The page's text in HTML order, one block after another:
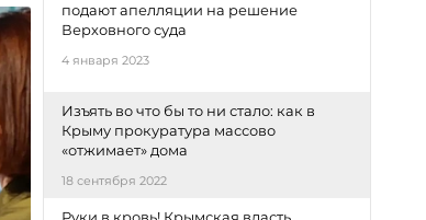
подают апелляции на решение
Верховного суда
4 января 2023
Изъять во что бы то ни стало: как в
Крыму прокуратура массово
«отжимает» дома
18 сентября 2022